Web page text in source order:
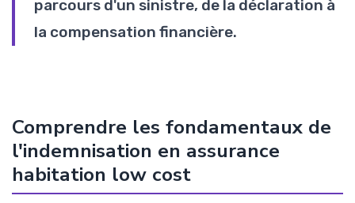
parcours d'un sinistre, de la déclaration à
la compensation financière.
Comprendre les fondamentaux de
l'indemnisation en assurance
habitation low cost